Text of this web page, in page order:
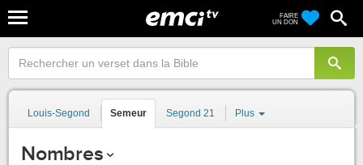
FAIRE
UN DON
Louis-Segond Semeur Segond 21 Plus
Nombres